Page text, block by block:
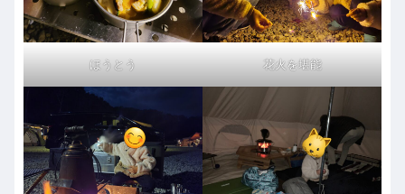
ほうとう 花火を堪能